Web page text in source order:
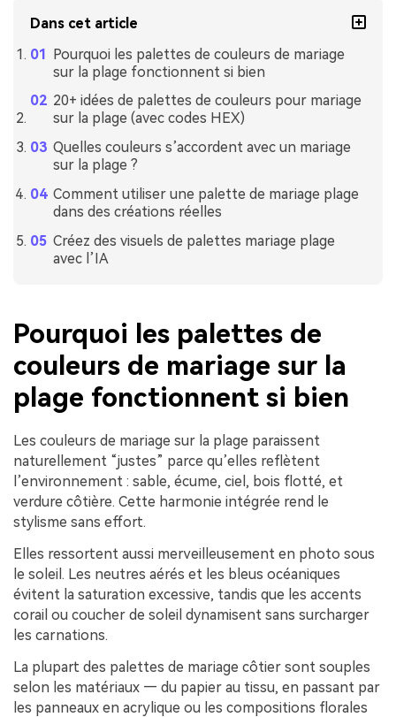
Dans cet article
Pourquoi les palettes de couleurs de mariage
sur la plage fonctionnent si bien
20+ idées de palettes de couleurs pour mariage
sur la plage (avec codes HEX)
Quelles couleurs s’accordent avec un mariage
sur la plage ?
Comment utiliser une palette de mariage plage
dans des créations réelles
Créez des visuels de palettes mariage plage
avec l’IA
Pourquoi les palettes de
couleurs de mariage sur la
plage fonctionnent si bien
Les couleurs de mariage sur la plage paraissent
naturellement “justes” parce qu’elles reflètent
l’environnement : sable, écume, ciel, bois flotté, et
verdure côtière. Cette harmonie intégrée rend le
stylisme sans effort.
Elles ressortent aussi merveilleusement en photo sous
le soleil. Les neutres aérés et les bleus océaniques
évitent la saturation excessive, tandis que les accents
corail ou coucher de soleil dynamisent sans surcharger
les carnations.
La plupart des palettes de mariage côtier sont souples
selon les matériaux — du papier au tissu, en passant par
les panneaux en acrylique ou les compositions florales